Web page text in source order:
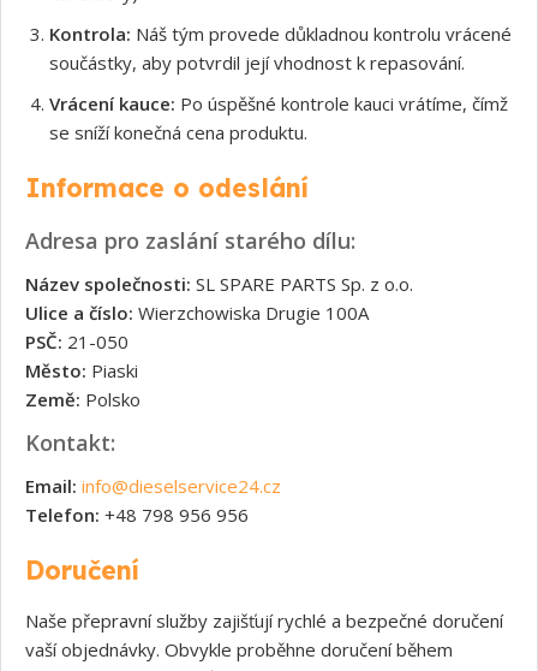
Kontrola: Náš tým provede důkladnou kontrolu vrácené
součástky, aby potvrdil její vhodnost k repasování.
Vrácení kauce: Po úspěšné kontrole kauci vrátíme, čímž
se sníží konečná cena produktu.
Informace o odeslání
Adresa pro zaslání starého dílu:
Název společnosti: SL SPARE PARTS Sp. z o.o.
Ulice a číslo: Wierzchowiska Drugie 100A
PSČ: 21-050
Město: Piaski
Země: Polsko
Kontakt:
Email: info@dieselservice24.cz
Telefon: +48 798 956 956
Doručení
Naše přepravní služby zajišťují rychlé a bezpečné doručení
vaší objednávky. Obvykle proběhne doručení během